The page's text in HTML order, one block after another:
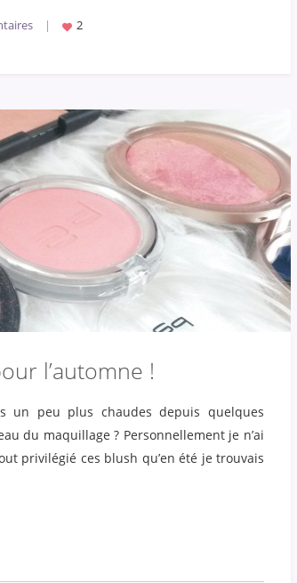
|
l’automne !
un peu plus chaudes depuis quelques
du maquillage ? Personnellement je n’ai
privilégié ces blush qu’en été je trouvais